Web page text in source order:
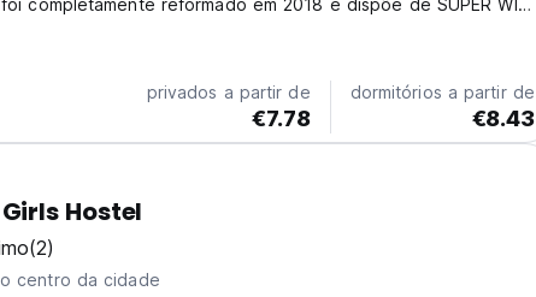
completamente reformado em 2018 e dispõe de SUPER WIFI
privados a partir de
€7.78
dormitórios a partir de
€8.43
Hostel
(2)
centro da cidade